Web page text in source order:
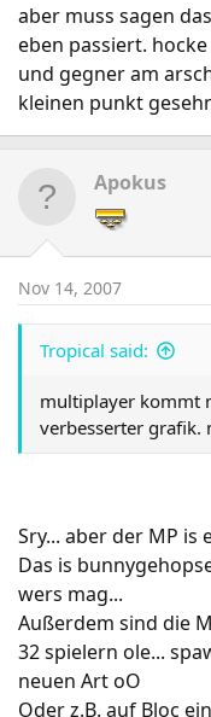
Chance
gegen die 5 Sterne
schon freigespielt
Schneller laufen,
was weiss ich noch
oder was ?
Ich nehm ein
damit 3 mal auf
der Typ verreckt
Gehts noch ?
Dieser eine Modus
Runde in 45
anfangen.
Da wart ich lieber
besseres Bf.
aber muss sagen
eben passiert.
und gegner am
kleinen punkt
Apokus
Nov 14, 2007
Tropical said:
multiplayer kommt
verbesserter grafik.
Sry... aber der MP is
Das is
wers mag...
Außerdem sind die
32 spielern ole...
neuen Art oO
Oder z.B. auf Bloc